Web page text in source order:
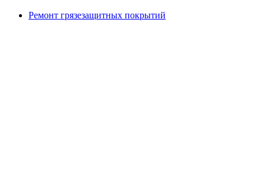
Ремонт грязезащитных покрытий